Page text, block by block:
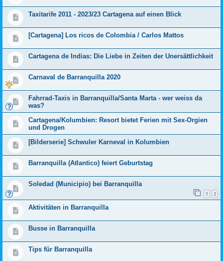
Taxitarife 2011 - 2023/23 Cartagena auf einen Blick
[Cartagena] Los ricos de Colombia / Carlos Mattos
Cartagena de Indias: Die Liebe in Zeiten der Unersättlichkeit
Carnaval de Barranquilla 2020
Fahrrad-Taxis in Barranquilla/Santa Marta - wer weiss da
was?
Cartagena/Kolumbien: Resort bietet Ferien mit Sex-Orgien
und Drogen
[Bilderserie] Schwuler Karneval in Kolumbien
Barranquilla (Atlantico) feiert Geburtstag
Soledad (Municipio) bei Barranquilla
1 2
Aktivitäten in Barranquilla
Busse in Barranquilla
Tips für Barranquilla